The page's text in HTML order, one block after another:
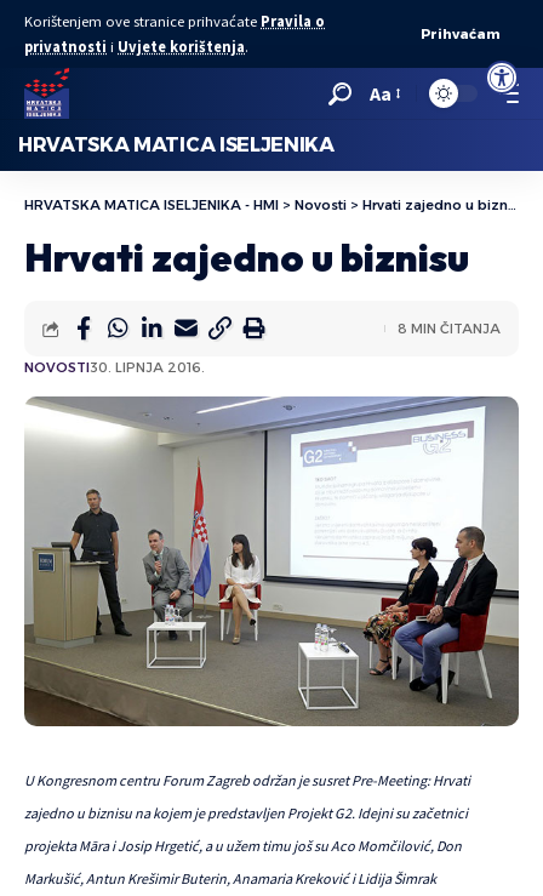
Korištenjem ove stranice prihvaćate Pravila o
privatnosti i Uvjete korištenja.
Prihvaćam
Aa
HRVATSKA MATICA ISELJENIKA
HRVATSKA MATICA ISELJENIKA - HMI > Novosti > Hrvati zajedno u biznisu
Hrvati zajedno u biznisu
NOVOSTI30. LIPNJA 2016.
8 MIN ČITANJA
U Kongresnom centru Forum Zagreb održan je susret Pre-Meeting: Hrvati
zajedno u biznisu na kojem je predstavljen Projekt G2. Idejni su začetnici
projekta Māra i Josip Hrgetić, a u užem timu još su Aco Momčilović, Don
Markušić, Antun Krešimir Buterin, Anamaria Kreković i Lidija Šimrak
Open